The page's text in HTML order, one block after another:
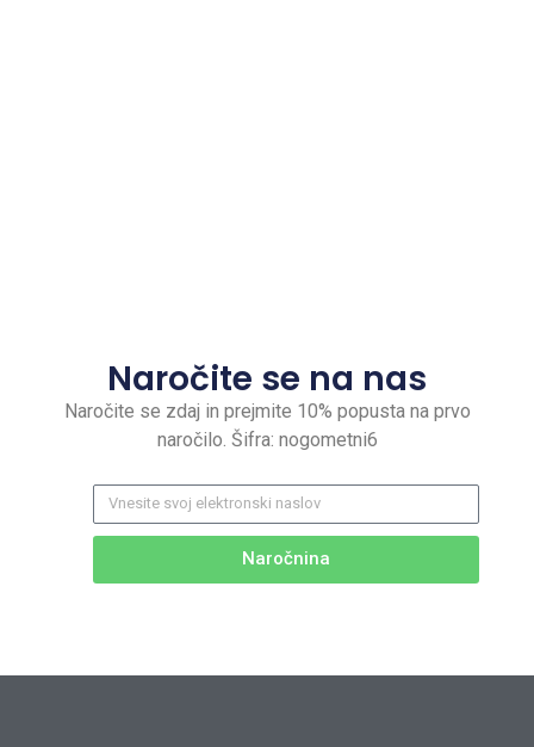
Naročite se na nas
Naročite se zdaj in prejmite 10% popusta na prvo
naročilo. Šifra: nogometni6
Naročnina